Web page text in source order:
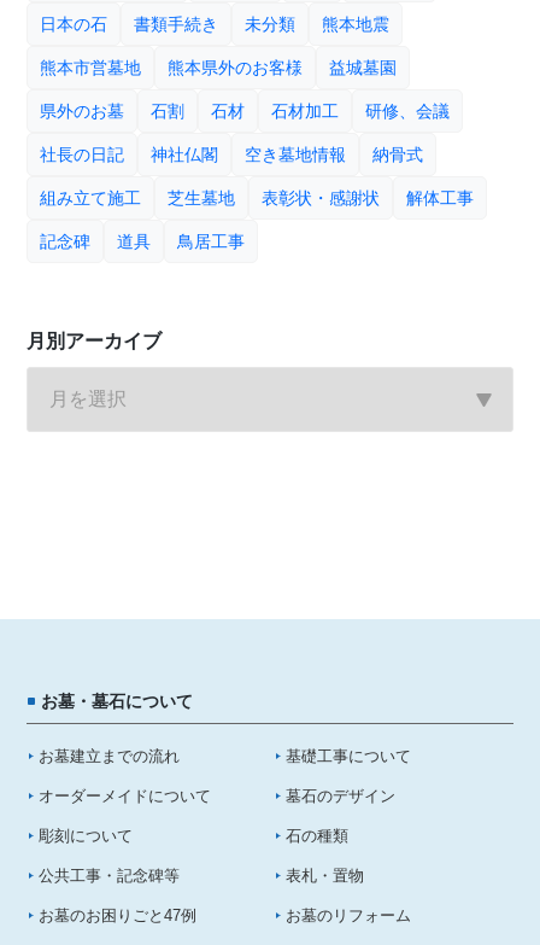
日本の石 書類手続き 未分類 熊本地震
熊本市営墓地 熊本県外のお客様 益城墓園
県外のお墓 石割 石材 石材加工 研修、会議
社長の日記 神社仏閣 空き墓地情報 納骨式
組み立て施工 芝生墓地 表彰状・感謝状 解体工事
記念碑 道具 鳥居工事
月別アーカイブ
お墓・墓石について
お墓建立までの流れ 基礎工事について
オーダーメイドについて 墓石のデザイン
彫刻について 石の種類
公共工事・記念碑等 表札・置物
お墓のお困りごと47例 お墓のリフォーム